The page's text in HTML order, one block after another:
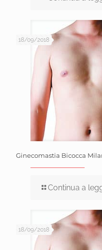
18/09/2018
Ginecomastia Bicocca
Continua a
18/09/2018